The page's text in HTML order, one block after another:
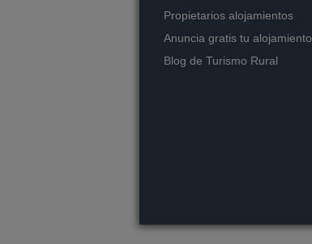
Propietarios alojamientos
Anuncia gratis tu alojamiento
Blog de Turismo Rural